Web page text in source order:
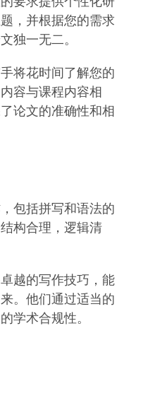
，并根据您的需求
独一无二。
将花时间了解您的
容与课程内容相
论文的准确性和相
包括拼写和语法的
构合理，逻辑清
越的写作技巧，能
。他们通过适当的
学术合规性。